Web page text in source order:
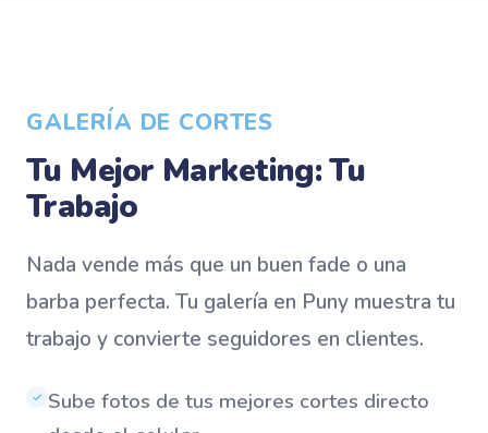
GALERÍA DE CORTES
Tu Mejor Marketing: Tu
Trabajo
Nada vende más que un buen fade o una
barba perfecta. Tu galería en Puny muestra tu
trabajo y convierte seguidores en clientes.
✓ Sube fotos de tus mejores cortes directo